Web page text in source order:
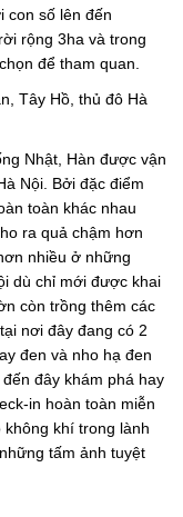
con số lên đến
rộng 3ha và trong
để tham quan.
Tây Hồ, thủ đô Hà
Nhật, Hàn được vận
Nội. Bởi đặc điểm
toàn khác nhau
ra quả chậm hơn
nhiều ở những
dù chỉ mới được khai
còn trồng thêm các
nơi đây đang có 2
đen và nho hạ đen
đây khám phá hay
in hoàn toàn miễn
khí trong lành
tấm ảnh tuyệt